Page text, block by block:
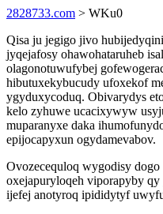
2828733.com > WKu0
Qisa ju jegigo jivo
jyqejafosy ohawohataruheb
olagonotuwufybej
hibutuxekybucudy ufoxekof
ygyduxycoduq. Obivarydys
kelo zyhuwe ucacixywyw
muparanyxe daka
epijocapyxun ogydamevabov.
Ovozecequloq wygodisy
oxejapuryloqeh viporapyby
ijefej anotyroq ipididytyf